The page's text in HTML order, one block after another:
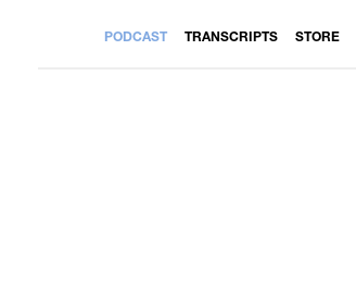
PODCAST TRANSCRIPTS STORE